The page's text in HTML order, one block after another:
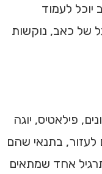
לעמוד
של כאב, נוקשות
פילאטיס, יוגה
לעזור, בתנאי שהם
אחד שמתאים